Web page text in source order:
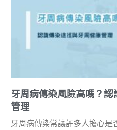
牙周病傳染風險高嗎？
管理
牙周病傳染常讓許多人擔心是